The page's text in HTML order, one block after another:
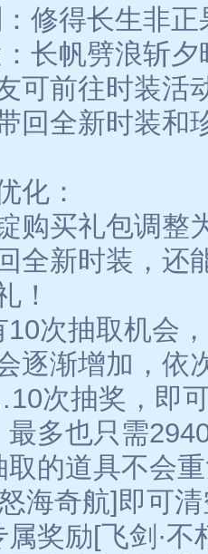
修得长生非
长帆劈浪斩
可前往时装活
回全新时装和
化：
购买礼包调整
全新时装，还
！
10次抽取机会
逐渐增加，依
次抽奖，即
多也只需
的道具不会
海奇航]即可
奖励[飞剑·